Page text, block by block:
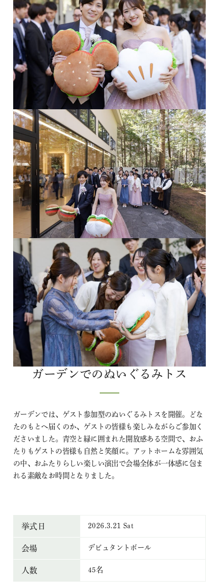
ガーデンでのぬいぐるみトス
ガーデンでは、ゲスト参加型のぬいぐるみトスを開催。どな
たのもとへ届くのか、ゲストの皆様も楽しみながらご参加く
ださいました。青空と緑に囲まれた開放感ある空間で、おふ
たりもゲストの皆様も自然と笑顔に。アットホームな雰囲気
の中、おふたりらしい楽しい演出で会場全体が一体感に包ま
れる素敵なお時間となりました。
挙式日 2026.3.21 Sat
会場 デビュタントボール
人数 45名